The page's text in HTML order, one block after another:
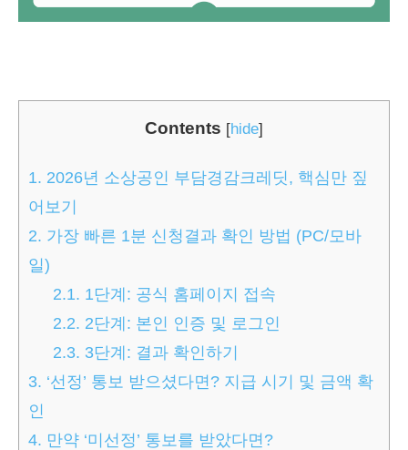
Contents [hide]
1. 2026년 소상공인 부담경감크레딧, 핵심만 짚
어보기
2. 가장 빠른 1분 신청결과 확인 방법 (PC/모바
일)
2.1. 1단계: 공식 홈페이지 접속
2.2. 2단계: 본인 인증 및 로그인
2.3. 3단계: 결과 확인하기
3. ‘선정’ 통보 받으셨다면? 지급 시기 및 금액 확
인
4. 만약 ‘미선정’ 통보를 받았다면?